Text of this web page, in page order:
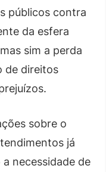
públicos contra
da esfera
sim a perda
de direitos
sobre o
já
necessidade de